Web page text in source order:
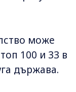
може
100 и 33 в
държава.